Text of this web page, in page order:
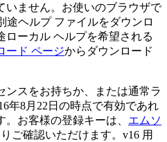
いません。お使いのブラウザで
途ヘルプ ファイルをダウンロ
ローカル ヘルプを希望される
ード ページからダウンロード
ンスをお持ちか、または通常ラ
年8月22日の時点で有効であれ
お客様の登録キーは、 エムソ
ご確認いただけます。v16 用